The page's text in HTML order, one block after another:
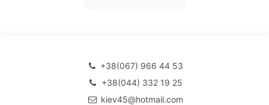
+38(067) 966 44 53
+38(044) 332 19 25
kiev45@hotmail.com